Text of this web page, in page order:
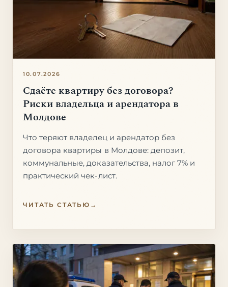
10.07.2026
Сдаёте квартиру без договора?
Риски владельца и арендатора в
Молдове
Что теряют владелец и арендатор без
договора квартиры в Молдове: депозит,
коммунальные, доказательства, налог 7% и
практический чек-лист.
ЧИТАТЬ СТАТЬЮ →